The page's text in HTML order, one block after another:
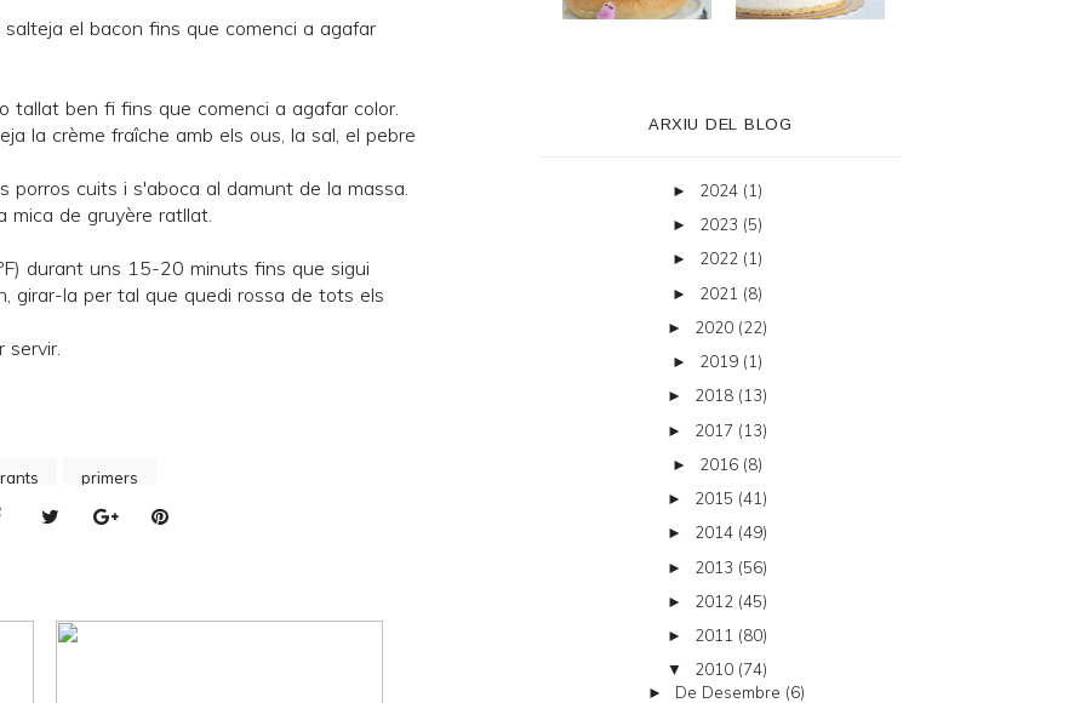
el bacon fins que comenci a agafar
tallat ben fi fins que comenci a agafar color.
la crème fraîche amb els ous, la sal, el pebre
porros cuits i s'aboca al damunt de la massa.
mica de gruyère ratllat.
durant uns 15-20 minuts fins que sigui
girar-la per tal que quedi rossa de tots els
servir.
primers
ARXIU DEL BLOG
► 2024 (1)
► 2023 (5)
► 2022 (1)
► 2021 (8)
► 2020 (22)
► 2019 (1)
► 2018 (13)
► 2017 (13)
► 2016 (8)
► 2015 (41)
► 2014 (49)
► 2013 (56)
► 2012 (45)
► 2011 (80)
▼ 2010 (74)
► De Desembre (6)